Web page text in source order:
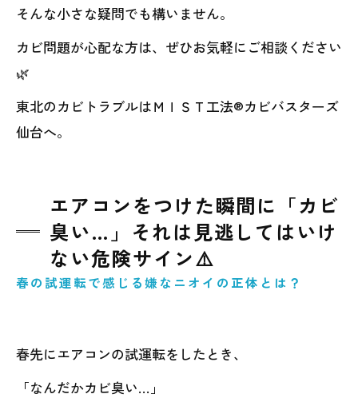
そんな小さな疑問でも構いません。
カビ問題が心配な方は、ぜひお気軽にご相談ください
🌿
東北のカビトラブルはＭＩＳＴ工法®カビバスターズ
仙台へ。
エアコンをつけた瞬間に「カビ
臭い…」それは見逃してはいけ
ない危険サイン⚠️
春の試運転で感じる嫌なニオイの正体とは？
春先にエアコンの試運転をしたとき、
「なんだかカビ臭い…」